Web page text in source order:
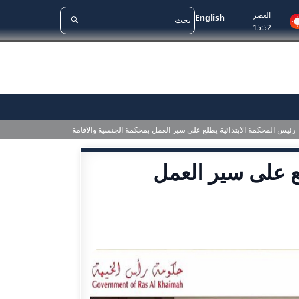
English
العصر
15:52
رئيس المحكمة الابتدائية يطلع على سير العمل بمحكمة الجنسية والاقامة
على سير العمل